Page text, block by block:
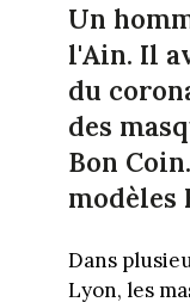
Un
l'Ain. Il
du
des
Bon
modèles
Dans
Lyon, les